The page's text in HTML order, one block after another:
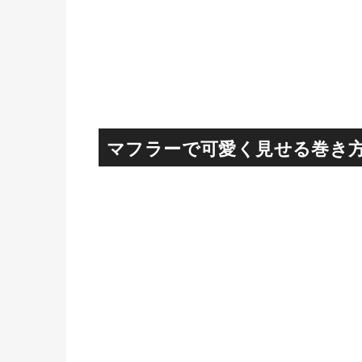
マフラーで可愛く見せる巻き